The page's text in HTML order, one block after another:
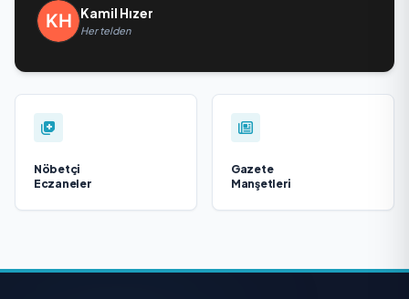
Kamil Hızer
Her telden
Nöbetçi
Eczaneler
Gazete
Manşetleri